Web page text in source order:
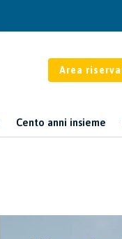
Area
Cento anni insieme